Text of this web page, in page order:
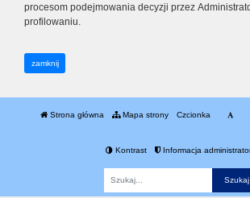
procesom podejmowania decyzji przez
profilowaniu.
zamknij
Strona główna Mapa strony Czcionka
Kontrast Informacja